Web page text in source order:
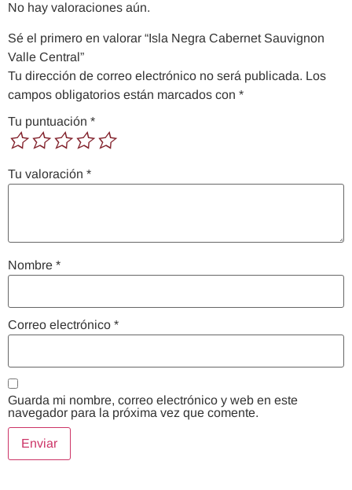
No hay valoraciones aún.
Sé el primero en valorar “Isla Negra Cabernet Sauvignon
Valle Central”
Tu dirección de correo electrónico no será publicada. Los
campos obligatorios están marcados con *
Tu puntuación *
Tu valoración *
Nombre *
Correo electrónico *
Guarda mi nombre, correo electrónico y web en este
navegador para la próxima vez que comente.